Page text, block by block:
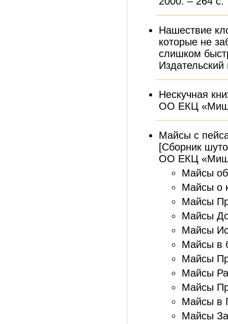
Нашествие
которые не
слишком
Нескучная
ОО ЕКЦ
Майсы с
[Сборник
ОО ЕКЦ
Майсы
Майсы о
Майсы
Майсы
Майсы
Майсы в
Майсы
Майсы
Майсы
Майсы в
Майсы